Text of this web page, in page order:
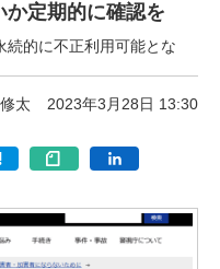
定期的に確認を
続的に不正利用可能とな
太 2023年3月28日 13:30